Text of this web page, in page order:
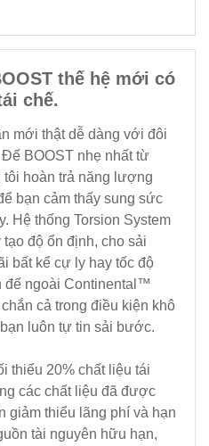
thế hệ mới có
chế.
mới thật dễ dàng với đôi
BOOST nhẹ nhất từ
hoàn trả năng lượng
bạn cảm thấy sung sức
Hệ thống Torsion System
độ ổn định, cho sải
bất kể cự ly hay tốc độ
đế ngoài Continental™
cả trong điều kiện khô
luôn tự tin sải bước.
thiểu 20% chất liệu tái
các chất liệu đã được
giảm thiểu lãng phí và hạn
tài nguyên hữu hạn,